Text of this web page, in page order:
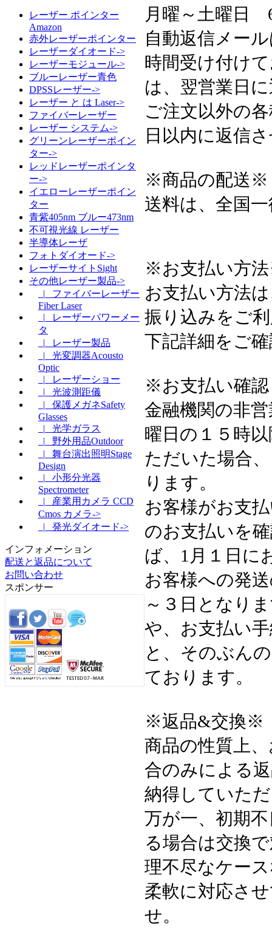
レーザー ポインター
Amazon
赤外レーザーポインター
レーザーダイオード->
レーザーモジュール->
ブルーレーザー青色
DPSSレーザー->
レーザー と は Laser->
ファイバーレーザー
レーザー システム->
グリーンレーザーポイン
ター->
レッドレーザーポインタ
ー->
イエローレーザーポイン
ター
青紫405nm ブルー473nm
不可視光線 レーザー
半導体レーザ
フォトダイオード->
レーザーサイトSight
その他レーザー製品->
|_ ファイバーレーザー
Fiber Laser
|_ レーザーパワーメー
タ
|_ レーザー製品
|_ 光変調器Acousto
Optic
|_ レーザーショー
|_ 光波測距儀
|_ 保護メガネSafety
Glasses
|_ 光学ガラス
|_ 野外用品Outdoor
|_ 舞台演出照明Stage
Design
|_ 小形分光器
Spectrometer
|_ 産業用カメラ CCD
Cmos カメラ->
|_ 発光ダイオード->
インフォメーション
配送と返品について
お問い合わせ
スポンサー
月曜～土曜日
自動返信メー
時間受け付け
は、翌営業日
ご注文以外の
日以内に返信
※商品の配送※
送料は、全国
※お支払い方
お支払い方法
振り込みをご
下記詳細をご
※お支払い確
金融機関の非
曜日の１５時
ただいた場合
ります。
お客様がお支
のお支払いを
ば、1月１日に
お客様への発
～３日となり
や、お支払い
と、そのぶん
ております。
※返品&交換※
商品の性質上
合のみによる
納得していた
万が一、初期
る場合は交換
理不尽なケー
柔軟に対応さ
せ。